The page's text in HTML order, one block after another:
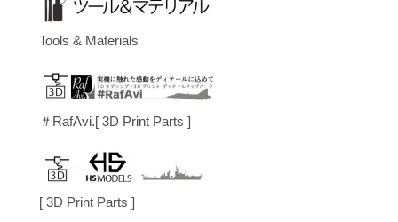
Tools & Materials
＃RafAvi.[ 3D Print Parts ]
[ 3D Print Parts ]